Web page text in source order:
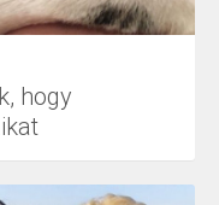
hogy